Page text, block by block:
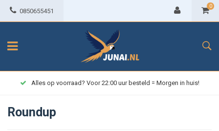
0850655451
0
Alles op voorraad? Voor 22:00 uur besteld = Morgen in huis!
Roundup